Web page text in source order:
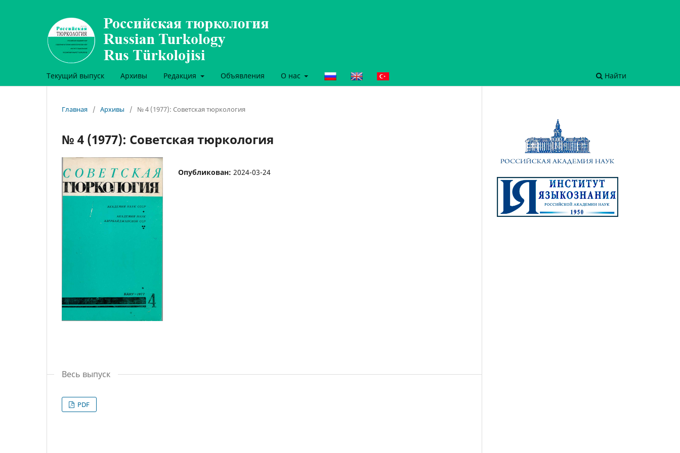
Текущий выпуск Архивы Редакция Объявления О нас Найти
Главная / Архивы / № 4 (1977): Советская тюркология
№ 4 (1977): Советская тюркология
Опубликован: 2024-03-24
Весь выпуск
PDF